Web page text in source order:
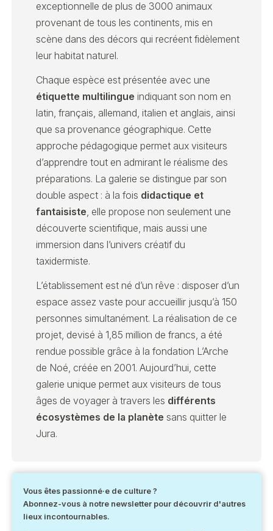
exceptionnelle de plus de 3000 animaux
provenant de tous les continents, mis en
scène dans des décors qui recréent fidèlement
leur habitat naturel.
Chaque espèce est présentée avec une
étiquette multilingue indiquant son nom en
latin, français, allemand, italien et anglais, ainsi
que sa provenance géographique. Cette
approche pédagogique permet aux visiteurs
d’apprendre tout en admirant le réalisme des
préparations. La galerie se distingue par son
double aspect : à la fois didactique et
fantaisiste, elle propose non seulement une
découverte scientifique, mais aussi une
immersion dans l’univers créatif du
taxidermiste.
L’établissement est né d’un rêve : disposer d’un
espace assez vaste pour accueillir jusqu’à 150
personnes simultanément. La réalisation de ce
projet, devisé à 1,85 million de francs, a été
rendue possible grâce à la fondation L’Arche
de Noé, créée en 2001. Aujourd’hui, cette
galerie unique permet aux visiteurs de tous
âges de voyager à travers les différents
écosystèmes de la planète sans quitter le
Jura.
Vous êtes passionné·e de culture ?
Abonnez-vous à notre newsletter pour découvrir d'autres
lieux incontournables.